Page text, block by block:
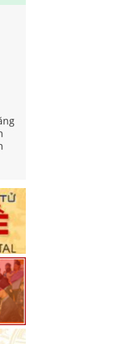
cho